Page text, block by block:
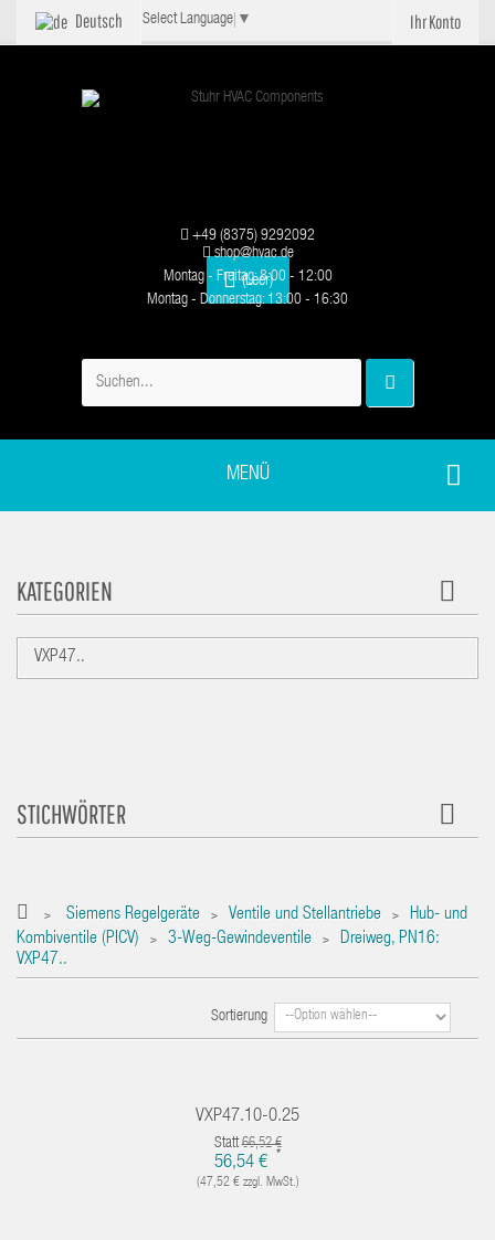
Ihr Konto
Deutsch Select Language ▼
(Leer)
+49 (8375) 9292092
shop@hvac.de
Montag - Freitag: 8:00 - 12:00
Montag - Donnerstag: 13:00 - 16:30
MENÜ
KATEGORIEN
VXP47..
STICHWÖRTER
> Siemens Regelgeräte > Ventile und Stellantriebe >
Hub- und
Kombiventile (PICV)
> 3-Weg-Gewindeventile >
Dreiweg, PN16:
VXP47..
Sortierung
VXP47.10-0.25
Statt66,52 €
56,54 € *
(47,52 € zzgl. MwSt.)